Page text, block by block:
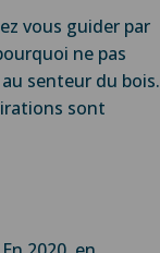
vous guider par
ne pas
senteur du bois.
sont